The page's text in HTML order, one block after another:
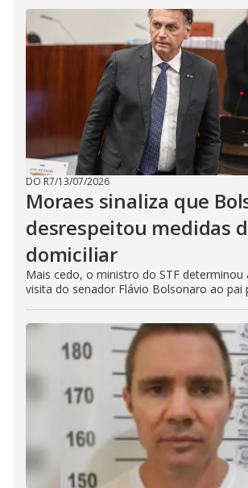
DO R7/13/07/2026
Moraes sinaliza que
desrespeitou medidas
domiciliar
Mais cedo, o ministro do STF determinou
visita do senador Flávio Bolsonaro ao pai